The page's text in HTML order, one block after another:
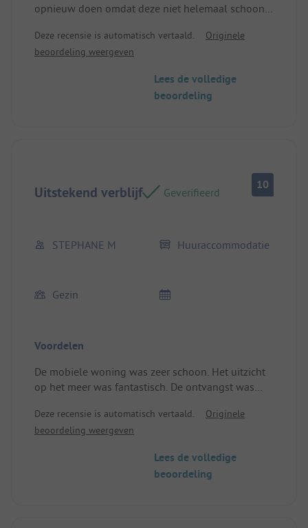
genuttigd.
opnieuw doen omdat deze niet helemaal schoon
Deze recensie is automatisch vertaald.
Originele
beoordeling weergeven
Lees de volledige
beoordeling
Uitstekend verblijf Geverifieerd
10
STEPHANE M Huuraccommodatie
Gezin
Voordelen
De mobiele woning was zeer schoon. Het uitzicht
op het meer was fantastisch. De ontvangst was
groot pluspunt. De locatie en de
huuraccommodatie waren zeer goed: schoon en
Deze recensie is automatisch vertaald.
Originele
beoordeling weergeven
Lees de volledige
beoordeling